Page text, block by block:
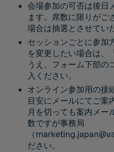
会場参加の可否は後日
ます。席数に限りがご
場合は抽選とさせてい
セッションごとに参加
を変更したい場合は、
うえ、フォーム下部の
入ください。
オンライン参加用の接
目安にメールにてご案
月を切っても案内メー
数ですが事務局
（
ださい。